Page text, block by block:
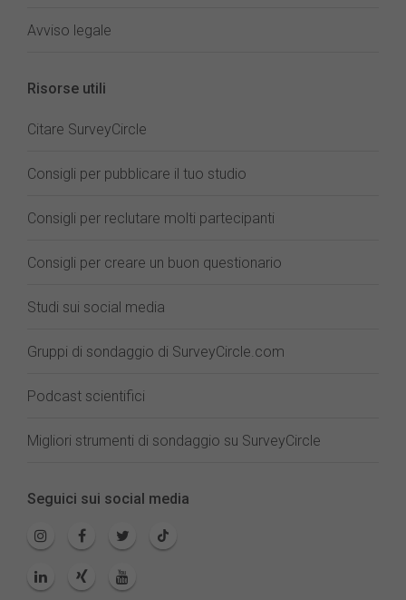
Avviso legale
Risorse utili
Citare SurveyCircle
Consigli per pubblicare il tuo studio
Consigli per reclutare molti partecipanti
Consigli per creare un buon questionario
Studi sui social media
Gruppi di sondaggio di SurveyCircle.com
Podcast scientifici
Migliori strumenti di sondaggio su SurveyCircle
Seguici sui social media